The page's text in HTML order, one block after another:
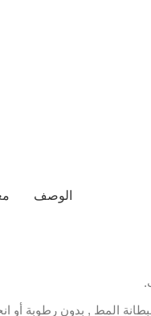
الوصف
المط , بدون رطوبة أو